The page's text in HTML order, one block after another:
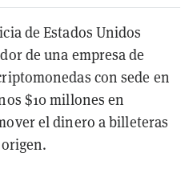
de Estados Unidos
de una empresa de
con sede en
$10 millones en
el dinero a billeteras